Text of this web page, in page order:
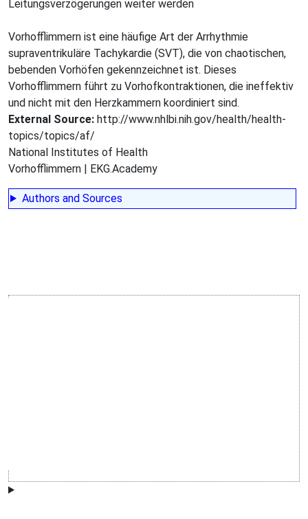
Leitungsverzögerungen weiter werden
Vorhofflimmern ist eine häufige Art der Arrhythmie
supraventrikuläre Tachykardie (SVT), die von chaotischen,
bebenden Vorhöfen gekennzeichnet ist. Dieses
Vorhofflimmern führt zu Vorhofkontraktionen, die ineffektiv
und nicht mit den Herzkammern koordiniert sind.
External Source: http://www.nhlbi.nih.gov/health/health-
topics/topics/af/
National Institutes of Health
Vorhofflimmern | EKG.Academy
Authors and Sources